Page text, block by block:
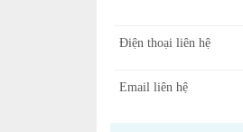
Điện thoại liên hệ
Email liên hệ